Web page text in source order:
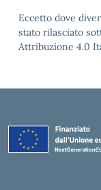
Eccetto dove
stato rilasciato
Attribuzione 4.0